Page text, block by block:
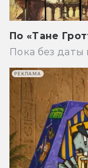
По «Тане
Пока без даты
РЕКЛАМА